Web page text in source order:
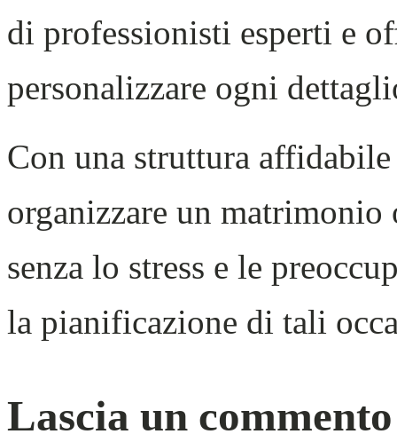
di professionisti esperti e
personalizzare ogni
Con una struttura
organizzare un
senza lo stress e le
la pianificazione di tali
Lascia un commento